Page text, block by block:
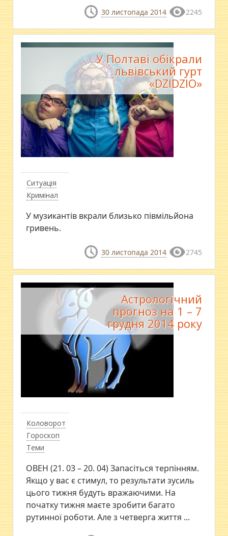
30 листопада 2014 2245
Ситуація
Кримінал
У Полтаві обікрали
львівський гурт
«DZIDZIO»
У музикантів вкрали близько півмільйона
гривень.
30 листопада 2014 2745
Коловорот
Гороскоп
Теми
Астрологiчний
прогноз на 1 – 7
грудня 2014 року
ОВЕН (21. 03 – 20. 04) Запасiться терпiнням.
Якщо у вас є стимул, то результати зусиль
цього тижня будуть вражаючими. На
початку тижня маєте зробити багато
рутинної роботи. Але з четверга життя ...